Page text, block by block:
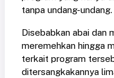
tanpa undang-undang.
Disebabkan abai dan
meremehkan hingga
terkait program
ditersangkakannya